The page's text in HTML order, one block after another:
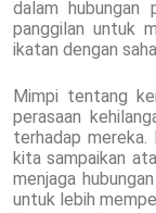
dalam hubungan
panggilan untuk
ikatan dengan
Mimpi tentang
perasaan
terhadap
kita sampaikan
menjaga
untuk lebih